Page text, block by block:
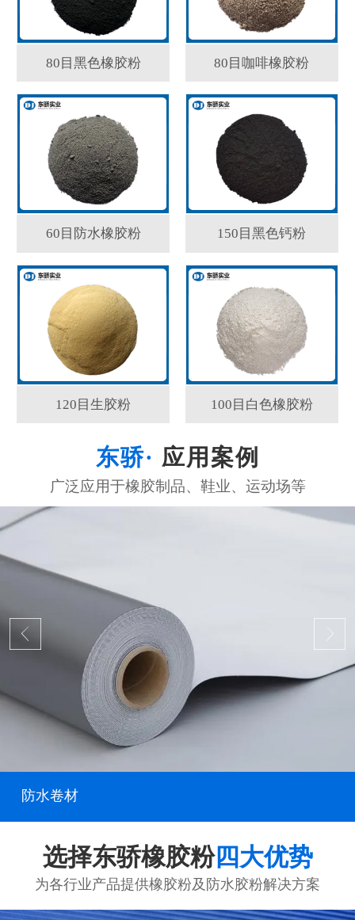
80目黑色橡胶粉 80目咖啡橡胶粉
60目防水橡胶粉 150目黑色钙粉
120目生胶粉 100目白色橡胶粉
应用案例
防水卷材
选择东骄橡胶粉四大优势
为各行业产品提供橡胶粉及防水胶粉解决方案